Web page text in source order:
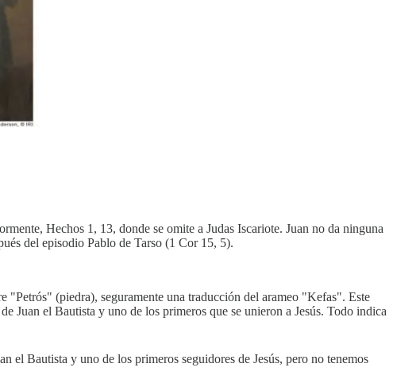
Hechos 1, 13, donde se omite a Judas Iscariote. Juan no da ninguna
del episodio Pablo de Tarso (1 Cor 15, 5).
(piedra), seguramente una traducción del arameo "Kefas". Este
Juan el Bautista y uno de los primeros que se unieron a Jesús. Todo indica
el Bautista y uno de los primeros seguidores de Jesús, pero no tenemos